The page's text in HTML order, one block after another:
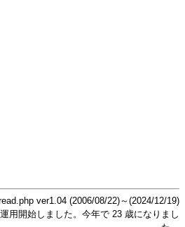
ver1.04 (2006/08/22)～(2024/12/19)
用開始しました。今年で 23 歳になりまし